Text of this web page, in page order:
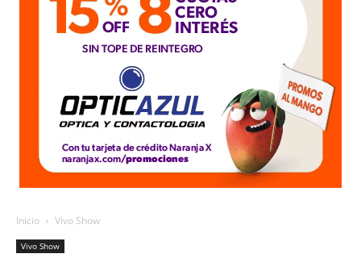
Inicio Vivo Show
Vivo Show